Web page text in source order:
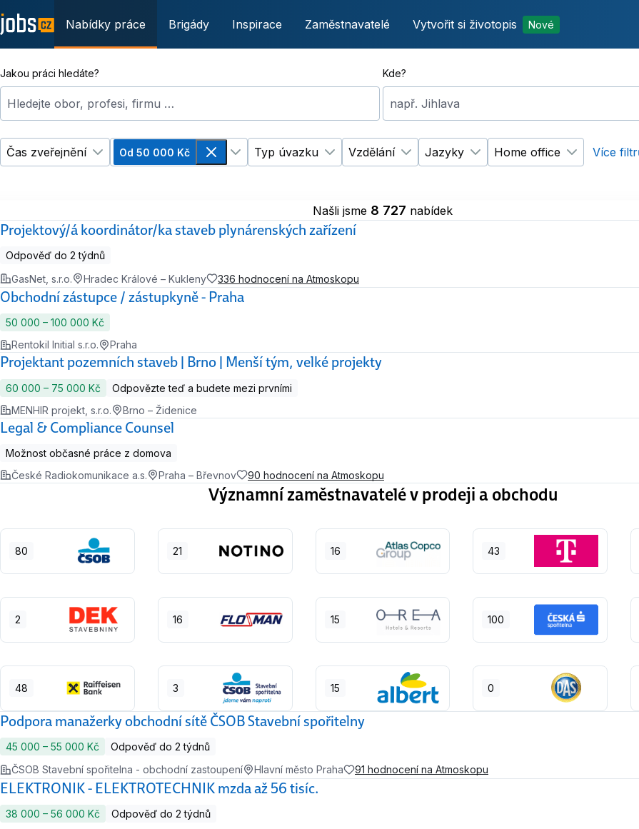
Nabídky práce Brigády Inspirace Zaměstnavatelé Vytvořit si životopis Nové
Jakou práci hledáte?
Hledejte obor, profesi, firmu …
Kde?
např. Jihlava
Čas zveřejnění
Změnit filtr Čas zveřejnění
Od 50 000 Kč
OdebratZměnit filtr Plat
Typ úvazku
Změnit filtr Typ úvazku
Vzdělání
Změnit filtr Vzdělání
Jazyky
Změnit filtr Jazyky
Home office
Změnit filtr
Více
Našli jsme 8 727 nabídek
Projektový/á koordinátor/ka staveb plynárenských zařízení
Odpověď do 2 týdnů
GasNet, s.r.o.
Hradec Králové – Kukleny 336 hodnocení na Atmoskopu
Obchodní zástupce / zástupkyně - Praha
50 000 ‍–‍ 100 000 Kč
Rentokil Initial s.r.o.
Praha
Projektant pozemních staveb | Brno | Menší tým, velké projekty
60 000 ‍–‍ 75 000 Kč
Odpovězte teď a budete mezi prvními
MENHIR projekt, s.r.o.
Brno – Židenice
Legal & Compliance Counsel
Možnost občasné práce z domova
České Radiokomunikace a.s.
Praha – Břevnov 90 hodnocení na Atmoskopu
Významní zaměstnavatelé v prodeji a obchodu
80 21 16 43
2 16 15 100
48 3 15 0
Podpora manažerky obchodní sítě ČSOB Stavební spořitelny
45 000 ‍–‍ 55 000 Kč
Odpověď do 2 týdnů
ČSOB Stavební spořitelna - obchodní zastoupení
Hlavní město Praha 91 hodnocení na Atmoskopu
ELEKTRONIK - ELEKTROTECHNIK mzda až 56 tisíc.
38 000 ‍–‍ 56 000 Kč
Odpověď do 2 týdnů